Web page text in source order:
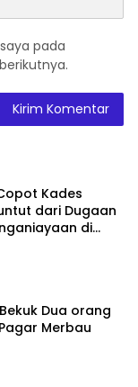
pada
Kades
dari Dugaan
di
Dua orang
Merbau